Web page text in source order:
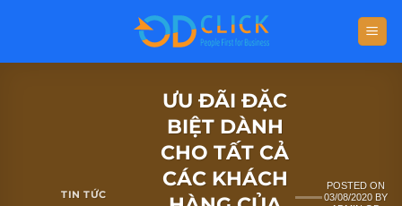
TIN TỨC
ƯU ĐÃI ĐẶC
BIỆT DÀNH
CHO TẤT CẢ
CÁC KHÁCH
POSTED ON
03/08/2020 BY